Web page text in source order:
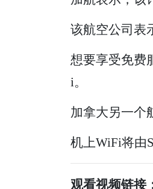
该航空公司表
想要享受免费
i。
加拿大另一个
机上WiFi将由
观看视频链接